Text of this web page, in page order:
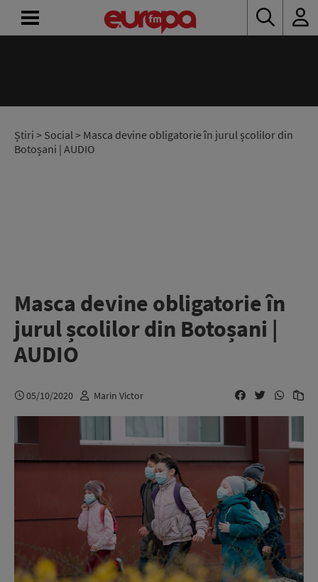
Știri > Social> Masca devine obligatorie în jurul școlilor din
Botoșani | AUDIO
Masca devine obligatorie în
jurul școlilor din Botoșani |
AUDIO
05/10/2020 Marin Victor
RADIO